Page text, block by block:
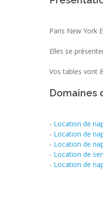
Paris New York
Elles se
Vos tables vont
Domaines
- Location de
- Location de
- Location de
- Location de
- Location de